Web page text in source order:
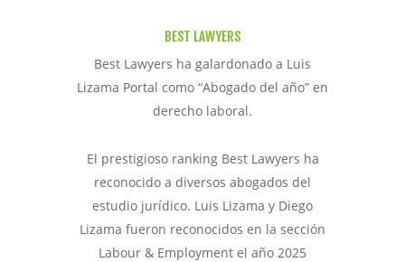
BEST LAWYERS
Best Lawyers ha galardonado a Luis
Lizama Portal como “Abogado del año” en
derecho laboral.
El prestigioso ranking Best Lawyers ha
reconocido a diversos abogados del
estudio jurídico. Luis Lizama y Diego
Lizama fueron reconocidos en la sección
Labour & Employment el año 2025